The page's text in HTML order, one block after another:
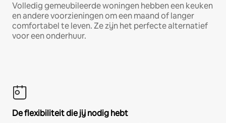
Volledig gemeubileerde woningen hebben een keuken
en andere voorzieningen om een maand of langer
comfortabel te leven. Ze zijn het perfecte alternatief
voor een onderhuur.
De flexibiliteit die jij nodig hebt